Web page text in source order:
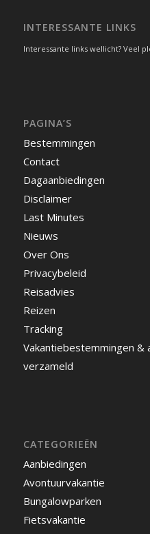
INTERESSANTE LINKS
Interessante links wellicht? Veel
PAGINA’S
Bestemmingen
Contact
Dagaanbiedingen
Disclaimer
Last Minutes
Nieuws
Over Ons
Privacybeleid
Reisadvies
Reizen
Tracking
Vakantiebestemmingen &
verzameld
CATEGORIEËN
Aanbiedingen
Avontuurvakantie
Bungalowparken
Fietsvakantie